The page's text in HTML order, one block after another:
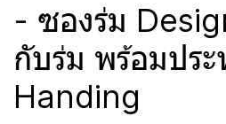
- ซองร่ม
กับร่ม พร้อมปร
Handing